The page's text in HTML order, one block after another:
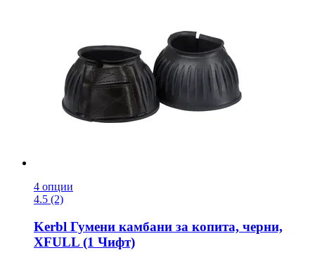
4 опции
4.5 (2)
Kerbl Гумени камбани за копита, черни,
XFULL (1 Чифт)